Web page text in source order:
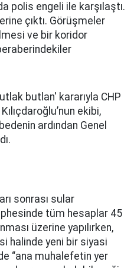
polis engeli ile karşılaştı.
çıktı. Görüşmeler
ve bir koridor
butlan' kararıyla CHP
ekibi,
ardından Genel
sonrası sular
tüm hesaplar 45
üzerine yapılırken,
halinde yeni bir siyasi
“ana muhalefetin yer